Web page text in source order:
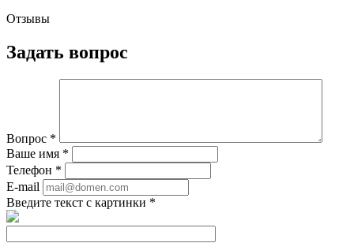
Отзывы
Задать вопрос
Вопрос *
Ваше имя *
Телефон *
E-mail
Введите текст с картинки *